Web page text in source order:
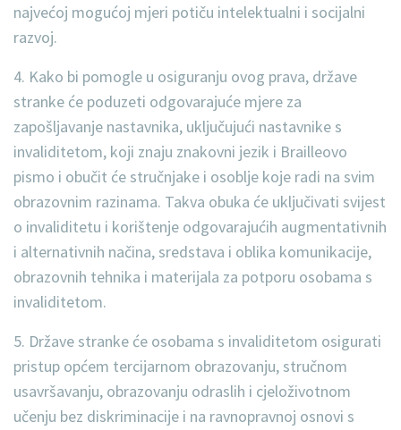
najvećoj mogućoj mjeri potiču intelektualni i socijalni
razvoj.
4. Kako bi pomogle u osiguranju ovog prava, države
stranke će poduzeti odgovarajuće mjere za
zapošljavanje nastavnika, uključujući nastavnike s
invaliditetom, koji znaju znakovni jezik i Brailleovo
pismo i obučit će stručnjake i osoblje koje radi na svim
obrazovnim razinama. Takva obuka će uključivati svijest
o invaliditetu i korištenje odgovarajućih augmentativnih
i alternativnih načina, sredstava i oblika komunikacije,
obrazovnih tehnika i materijala za potporu osobama s
invaliditetom.
5. Države stranke će osobama s invaliditetom osigurati
pristup općem tercijarnom obrazovanju, stručnom
usavršavanju, obrazovanju odraslih i cjeloživotnom
učenju bez diskriminacije i na ravnopravnoj osnovi s